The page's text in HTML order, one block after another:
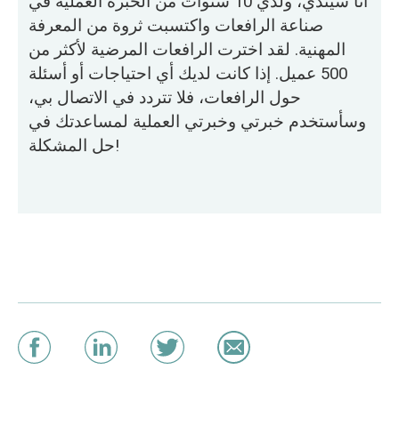
صناعة الرافعات واكتسبت ثروة من المعرفة
المهنية. لقد اخترت الرافعات المرضية لأكثر من
500 عميل. إذا كانت لديك أي احتياجات أو أسئلة
حول الرافعات، فلا تتردد في الاتصال بي،
وسأستخدم خبرتي وخبرتي العملية لمساعدتك في
حل المشكلة!